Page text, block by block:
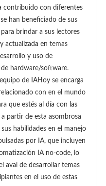
contribuido con diferentes
han beneficiado de sus
brindar a sus lectores
actualizada en temas
y uso de
hardware/software.
de IAHoy se encarga
con en el mundo
que estés al día con las
partir de esta asombrosa
habilidades en el manejo
por IA, que incluyen
IA no-code, lo
aval de desarrollar temas
en el uso de estas